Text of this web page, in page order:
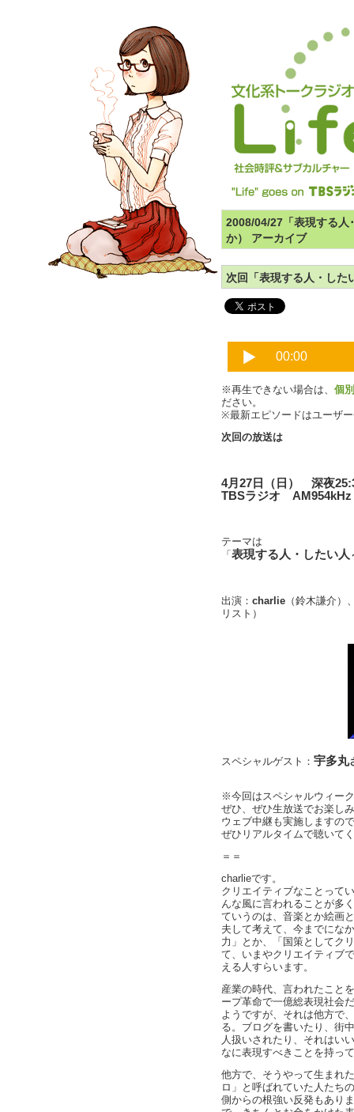
2008/04/27「表現する人
か） アーカイブ
次回「表現する人・した
※再生できない場合は、 個
ださい。
※最新エピソードはユーザ
次回の放送は
4月27日（日） 深夜
TBSラジオ AM954kHz
テーマは
「 表現する人・したい人
出演： charlie （鈴木謙介）
リスト）
スペシャルゲスト： 宇多丸
※今回はスペシャルウィー
ぜひ、ぜひ生放送でお楽し
ウェブ中継も実施しますの
ぜひリアルタイムで聴いて
＝＝
charlieです。
クリエイティブなことって
んな風に言われることが多
ていうのは、音楽とか絵画
夫して考えて、今までにな
力」とか、「国策としてク
て、いまやクリエイティブ
える人すらいます。
産業の時代、言われたこと
ープ革命で一億総表現社会
ようですが、それは他方で
る。ブログを書いたり、街
人扱いされたり、それはい
なに表現すべきことを持っ
他方で、そうやって生まれ
ロ」と呼ばれていた人たち
側からの根強い反発もあり